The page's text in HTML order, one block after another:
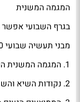
המגמה המשנית
בגרף השבועי אפשר
מבני תעשיה שבועי 10.11.10
1. המגמה המשנית היא מגמת עלייה ברורה
2. נקודות השיא והשפל מסודרות במבנה עולה